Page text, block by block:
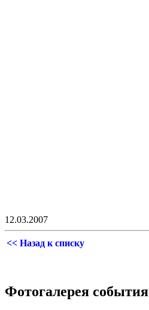
12.03.2007
<< Назад к списку
Фотогалерея события